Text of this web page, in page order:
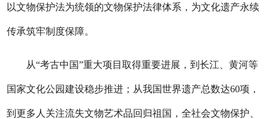
以文物保护法为统领的文物保护法律体系，为文化遗产永续
传承筑牢制度保障。
从“考古中国”重大项目取得重要进展，到长江、黄河等
国家文化公园建设稳步推进；从我国世界遗产总数达60项，
到更多人关注流失文物艺术品回归祖国，全社会文物保护、